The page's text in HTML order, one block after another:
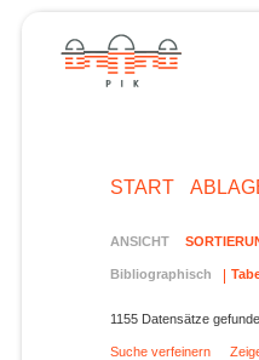
START
ANSICHT
Bibliographisch
1155 Datensätze
Suche verfeinern